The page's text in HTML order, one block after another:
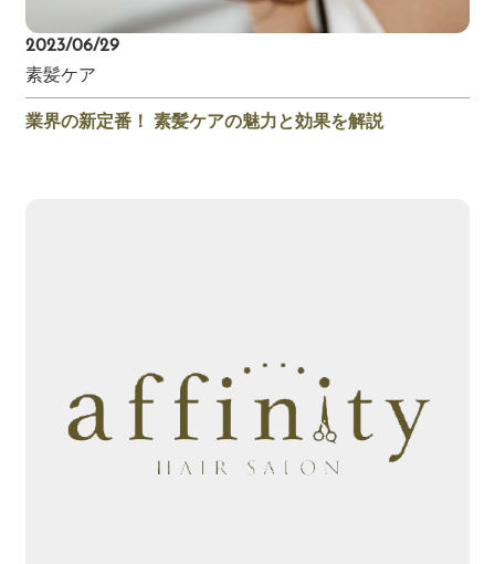
2023/06/29
素髪ケア
業界の新定番！ 素髪ケアの魅力と効果を解説